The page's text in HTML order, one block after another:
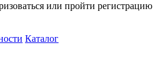
или пройти регистрацию
Каталог